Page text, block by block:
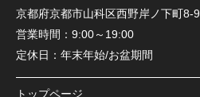
京都府京都市山科区西野岸ノ下町8-9
営業時間： 9:00～19:00
定休日： 年末年始/お盆期間
トップページ